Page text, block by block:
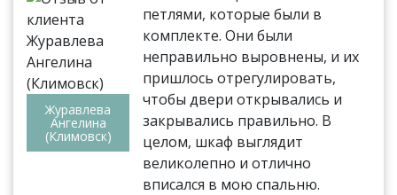
Журавлева
Ангелина
(Климовск)
петлями, которые были в
комплекте. Они были
неправильно выровнены, и их
пришлось отрегулировать,
чтобы двери открывались и
закрывались правильно. В
целом, шкаф выглядит
великолепно и отлично
вписался в мою спальню.